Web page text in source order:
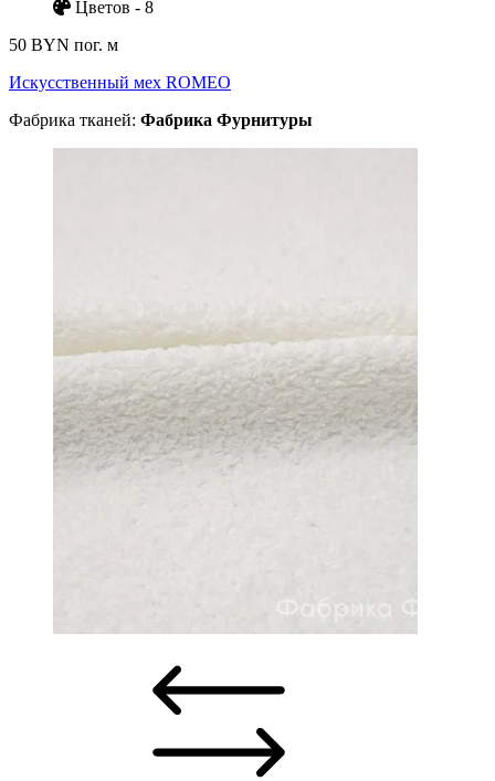
Цветов - 8
50 BYN пог. м
Искусственный мех ROMEO
Фабрика тканей: Фабрика Фурнитуры